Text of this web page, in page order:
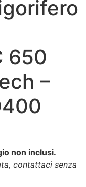
650
–
non inclusi.
contattaci senza